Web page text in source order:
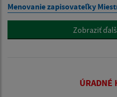
Menovanie zapisovateľky
Zobraziť
ÚRADNÉ